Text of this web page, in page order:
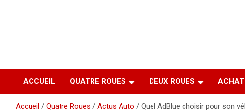
ACCUEIL QUATRE ROUES DEUX ROUES
Accueil Quatre Roues Actus Auto Quel AdBlue choisir pour son